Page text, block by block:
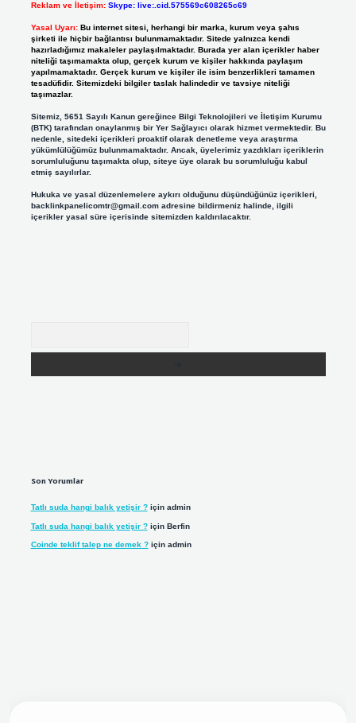
Reklam ve İletişim: Skype: live:.cid.575569c608265c69
Yasal Uyarı: Bu internet sitesi, herhangi bir marka, kurum veya şahıs
şirketi ile hiçbir bağlantısı bulunmamaktadır. Sitede yalnızca kendi
hazırladığımız makaleler paylaşılmaktadır. Burada yer alan içerikler haber
niteliği taşımamakta olup, gerçek kurum ve kişiler hakkında paylaşım
yapılmamaktadır. Gerçek kurum ve kişiler ile isim benzerlikleri tamamen
tesadüfidir. Sitemizdeki bilgiler taslak halindedir ve tavsiye niteliği
taşımazlar.
Sitemiz, 5651 Sayılı Kanun gereğince Bilgi Teknolojileri ve İletişim Kurumu
(BTK) tarafından onaylanmış bir Yer Sağlayıcı olarak hizmet vermektedir. Bu
nedenle, sitedeki içerikleri proaktif olarak denetleme veya araştırma
yükümlülüğümüz bulunmamaktadır. Ancak, üyelerimiz yazdıkları içeriklerin
sorumluluğunu taşımakta olup, siteye üye olarak bu sorumluluğu kabul
etmiş sayılırlar.
Hukuka ve yasal düzenlemelere aykırı olduğunu düşündüğünüz içerikleri,
backlinkpanelicomtr@gmail.comadresine bildirmeniz halinde, ilgili
içerikler yasal süre içerisinde sitemizden kaldırılacaktır.
Son Yorumlar
Tatlı suda hangi balık yetişir ?için admin
Tatlı suda hangi balık yetişir ?için Berfin
Coinde teklif talep ne demek ?için admin